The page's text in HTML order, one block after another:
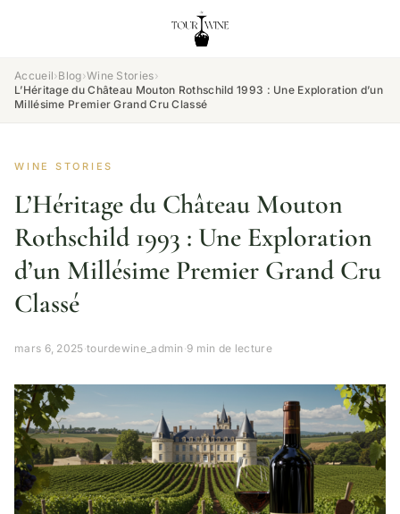
Accueil›Blog›Wine Stories›
L’Héritage du Château Mouton Rothschild 1993 : Une Exploration d’un
Millésime Premier Grand Cru Classé
WINE STORIES
L’Héritage du Château Mouton
Rothschild 1993 : Une Exploration
d’un Millésime Premier Grand Cru
Classé
mars 6, 2025·tourdewine_admin ·9 min de lecture